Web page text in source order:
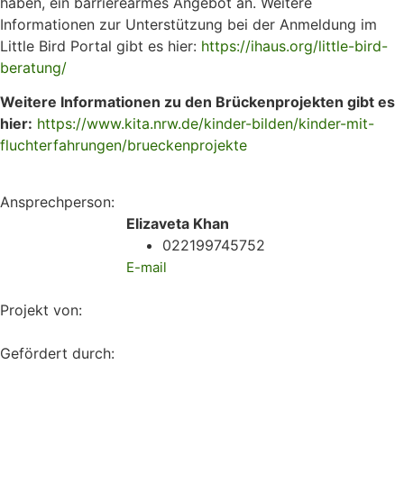
Informationen zur Unterstützung bei der Anmeldung im
Little Bird Portal gibt es hier: https://ihaus.org/little-bird-
beratung/
Weitere Informationen zu den Brückenprojekten gibt es
hier: https://www.kita.nrw.de/kinder-bilden/kinder-mit-
fluchterfahrungen/brueckenprojekte
Ansprechperson:
Elizaveta Khan
022199745752
E-mail
Projekt von:
Gefördert durch: